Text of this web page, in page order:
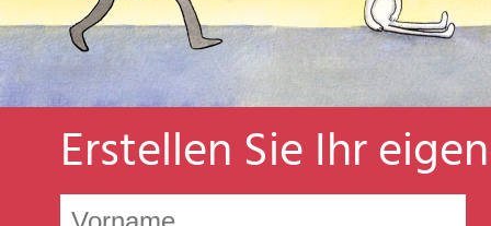
Erstellen Sie Ihr